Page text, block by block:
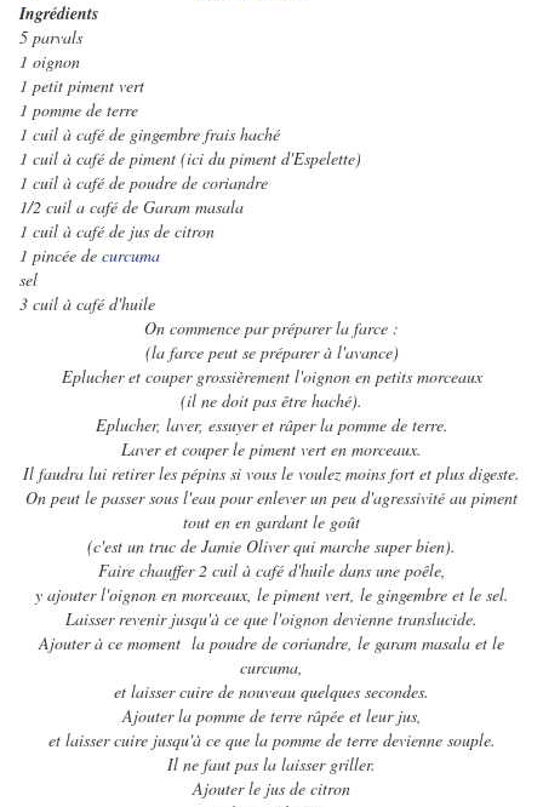
Ingrédients
5 parvals
1 oignon
1 petit piment vert
1 pomme de terre
1 cuil à café de gingembre frais haché
1 cuil à café de piment (ici du piment d'Espelette)
1 cuil à café de poudre de coriandre
1/2 cuil a café de Garam masala
1 cuil à café de jus de citron
1 pincée de curcuma
sel
3 cuil à café d'huile
On commence par préparer la farce :
(la farce peut se préparer à l'avance)
Eplucher et couper grossièrement l'oignon en petits morceaux
(il ne doit pas être haché).
Eplucher, laver, essuyer et râper la pomme de terre.
Laver et couper le piment vert en morceaux.
Il faudra lui retirer les pépins si vous le voulez moins fort et plus digeste.
On peut le passer sous l'eau pour enlever un peu d'agressivité au piment
tout en en gardant le goût
(c'est un truc de Jamie Oliver qui marche super bien).
Faire chauffer 2 cuil à café d'huile dans une poêle,
y ajouter l'oignon en morceaux, le piment vert, le gingembre et le sel.
Laisser revenir jusqu'à ce que l'oignon devienne translucide.
Ajouter à ce moment la poudre de coriandre, le garam masala et le
curcuma,
et laisser cuire de nouveau quelques secondes.
Ajouter la pomme de terre râpée et leur jus,
et laisser cuire jusqu'à ce que la pomme de terre devienne souple.
Il ne faut pas la laisser griller.
Ajouter le jus de citron